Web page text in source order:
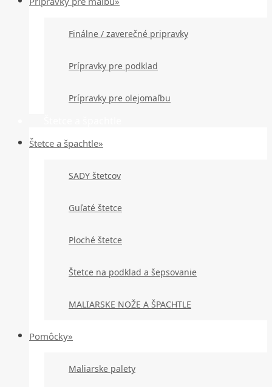
Finálne / zaverečné pripravky
Prípravky pre podklad
Prípravky pre olejomaľbu
Štetce a špachtle»
SADY štetcov
Guľaté štetce
Ploché štetce
Štetce na podklad a šepsovanie
MALIARSKE NOŽE A ŠPACHTLE
Pomôcky»
Maliarske palety